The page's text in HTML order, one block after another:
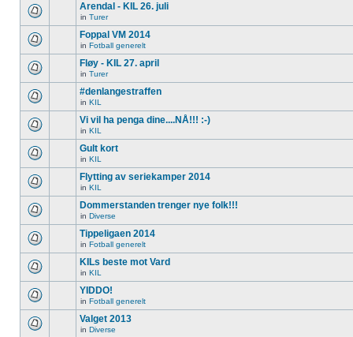
Arendal - KIL 26. juli
in Turer
Foppal VM 2014
in Fotball generelt
Fløy - KIL 27. april
in Turer
#denlangestraffen
in KIL
Vi vil ha penga dine....NÅ!!! :-)
in KIL
Gult kort
in KIL
Flytting av seriekamper 2014
in KIL
Dommerstanden trenger nye folk!!!
in Diverse
Tippeligaen 2014
in Fotball generelt
KILs beste mot Vard
in KIL
YIDDO!
in Fotball generelt
Valget 2013
in Diverse